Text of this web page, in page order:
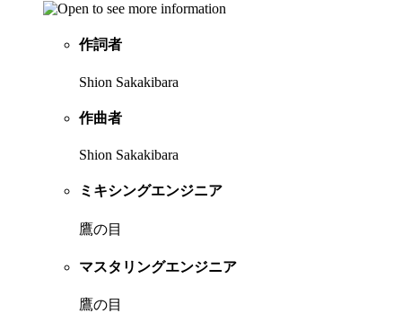
作詞者
Shion Sakakibara
作曲者
Shion Sakakibara
ミキシングエンジニア
鷹の目
マスタリングエンジニア
鷹の目